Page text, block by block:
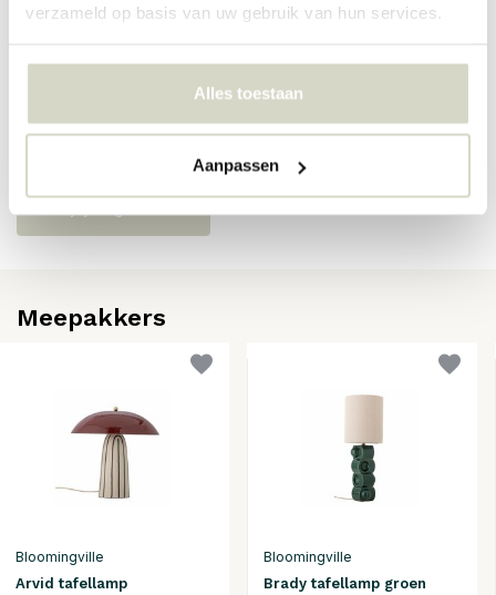
verzameld op basis van uw gebruik van hun services.
Alles toestaan
Aanpassen
EAN 5711173359387
Meepakkers
Bloomingville
Arvid tafellamp
Bloomingville
Brady tafellamp groen